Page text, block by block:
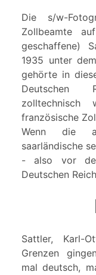
Die s/w-
Zollbeamte
geschaffene)
1935 unter
gehörte in
Deutschen
französische
Wenn die
saarländische
- also vor
Deutschen
Sattler, Karl-
Grenzen
mal deutsch,